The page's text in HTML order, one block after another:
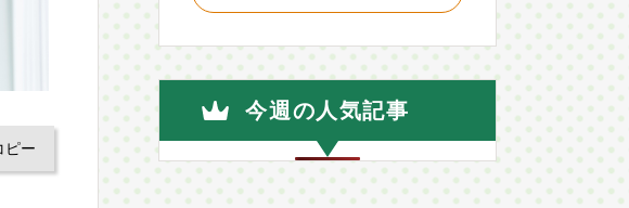
ピー
今週の人気記事